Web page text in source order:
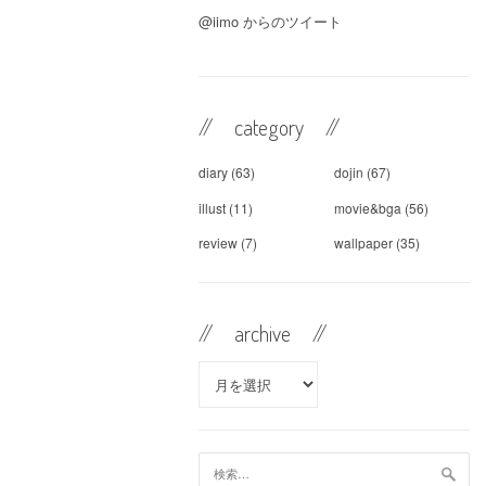
@iimo からのツイート
// category //
diary (63) dojin (67)
illust (11) movie&bga (56)
review (7) wallpaper (35)
// archive //
archive //